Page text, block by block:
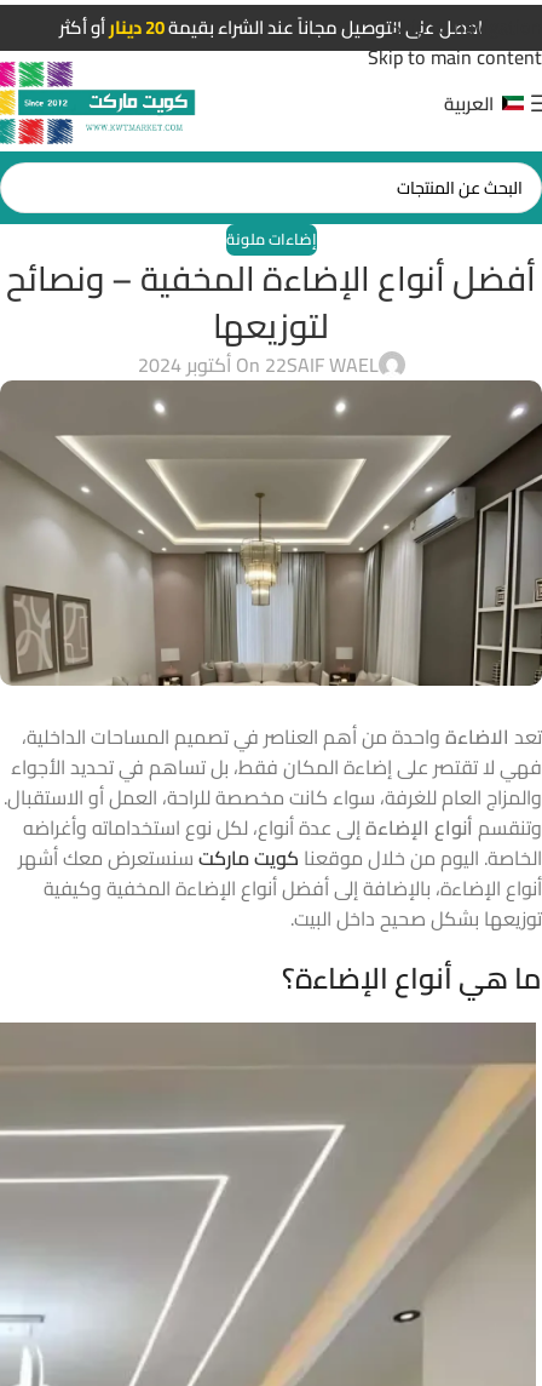
Skip to navigation
Skip to main content
احصل على التوصيل مجاناً عند الشراء بقيمة20 دينار أو أكثر
العربية
إضاءات ملونة
أفضل أنواع الإضاءة المخفية – ونصائح
لتوزيعها
SAIF WAELOn 22 أكتوبر 2024
تعد الاضاءةواحدة من أهم العناصر في تصميم المساحات الداخلية،
فهي لا تقتصر على إضاءة المكان فقط، بل تساهم في تحديد الأجواء
والمزاج العام للغرفة، سواء كانت مخصصة للراحة، العمل أو الاستقبال.
وتنقسمأنواع الإضاءةإلى عدة أنواع، لكل نوع استخداماته وأغراضه
الخاصة. اليوم من خلال موقعنا كويت ماركتسنستعرض معك أشهر
أنواع الإضاءة، بالإضافة إلى أفضل أنواع الإضاءة المخفية وكيفية
توزيعها بشكل صحيح داخل البيت.
ما هي أنواع الإضاءة؟